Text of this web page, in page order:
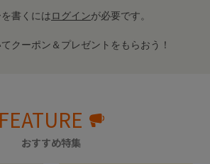
書くにはログインが必要です。
クーポン＆プレゼントをもらおう！
FEATURE
おすすめ特集